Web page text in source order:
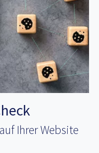
Ihrer Website